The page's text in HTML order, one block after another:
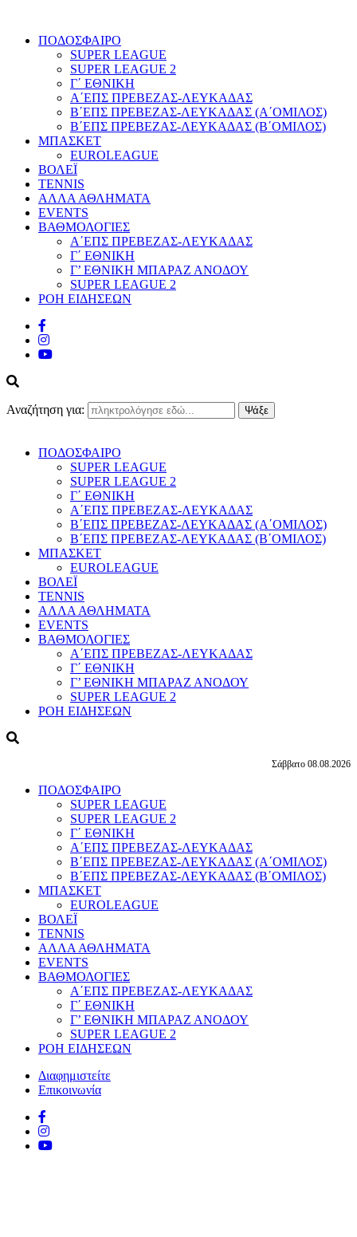
ΠΟΔΟΣΦΑΙΡΟ
SUPER LEAGUE
SUPER LEAGUE 2
Γ΄ ΕΘΝΙΚΗ
Α΄ΕΠΣ ΠΡΕΒΕΖΑΣ-ΛΕΥΚΑΔΑΣ
Β΄ΕΠΣ ΠΡΕΒΕΖΑΣ-ΛΕΥΚΑΔΑΣ (Α΄ΟΜΙΛΟΣ)
Β΄ΕΠΣ ΠΡΕΒΕΖΑΣ-ΛΕΥΚΑΔΑΣ (Β΄ΟΜΙΛΟΣ)
ΜΠΑΣΚΕΤ
EUROLEAGUE
ΒΟΛΕΪ
TENNIS
ΑΛΛΑ ΑΘΛΗΜΑΤΑ
EVENTS
ΒΑΘΜΟΛΟΓΙΕΣ
Α΄ΕΠΣ ΠΡΕΒΕΖΑΣ-ΛΕΥΚΑΔΑΣ
Γ΄ ΕΘΝΙΚΗ
Γ’ ΕΘΝΙΚΗ ΜΠΑΡΑΖ ΑΝΟΔΟΥ
SUPER LEAGUE 2
ΡΟΗ ΕΙΔΗΣΕΩΝ
Αναζήτηση για:
ΠΟΔΟΣΦΑΙΡΟ
SUPER LEAGUE
SUPER LEAGUE 2
Γ΄ ΕΘΝΙΚΗ
Α΄ΕΠΣ ΠΡΕΒΕΖΑΣ-ΛΕΥΚΑΔΑΣ
Β΄ΕΠΣ ΠΡΕΒΕΖΑΣ-ΛΕΥΚΑΔΑΣ (Α΄ΟΜΙΛΟΣ)
Β΄ΕΠΣ ΠΡΕΒΕΖΑΣ-ΛΕΥΚΑΔΑΣ (Β΄ΟΜΙΛΟΣ)
ΜΠΑΣΚΕΤ
EUROLEAGUE
ΒΟΛΕΪ
TENNIS
ΑΛΛΑ ΑΘΛΗΜΑΤΑ
EVENTS
ΒΑΘΜΟΛΟΓΙΕΣ
Α΄ΕΠΣ ΠΡΕΒΕΖΑΣ-ΛΕΥΚΑΔΑΣ
Γ΄ ΕΘΝΙΚΗ
Γ’ ΕΘΝΙΚΗ ΜΠΑΡΑΖ ΑΝΟΔΟΥ
SUPER LEAGUE 2
ΡΟΗ ΕΙΔΗΣΕΩΝ
Σάββατο 08.08.2026
ΠΟΔΟΣΦΑΙΡΟ
SUPER LEAGUE
SUPER LEAGUE 2
Γ΄ ΕΘΝΙΚΗ
Α΄ΕΠΣ ΠΡΕΒΕΖΑΣ-ΛΕΥΚΑΔΑΣ
Β΄ΕΠΣ ΠΡΕΒΕΖΑΣ-ΛΕΥΚΑΔΑΣ (Α΄ΟΜΙΛΟΣ)
Β΄ΕΠΣ ΠΡΕΒΕΖΑΣ-ΛΕΥΚΑΔΑΣ (Β΄ΟΜΙΛΟΣ)
ΜΠΑΣΚΕΤ
EUROLEAGUE
ΒΟΛΕΪ
TENNIS
ΑΛΛΑ ΑΘΛΗΜΑΤΑ
EVENTS
ΒΑΘΜΟΛΟΓΙΕΣ
Α΄ΕΠΣ ΠΡΕΒΕΖΑΣ-ΛΕΥΚΑΔΑΣ
Γ΄ ΕΘΝΙΚΗ
Γ’ ΕΘΝΙΚΗ ΜΠΑΡΑΖ ΑΝΟΔΟΥ
SUPER LEAGUE 2
ΡΟΗ ΕΙΔΗΣΕΩΝ
Διαφημιστείτε
Επικοινωνία